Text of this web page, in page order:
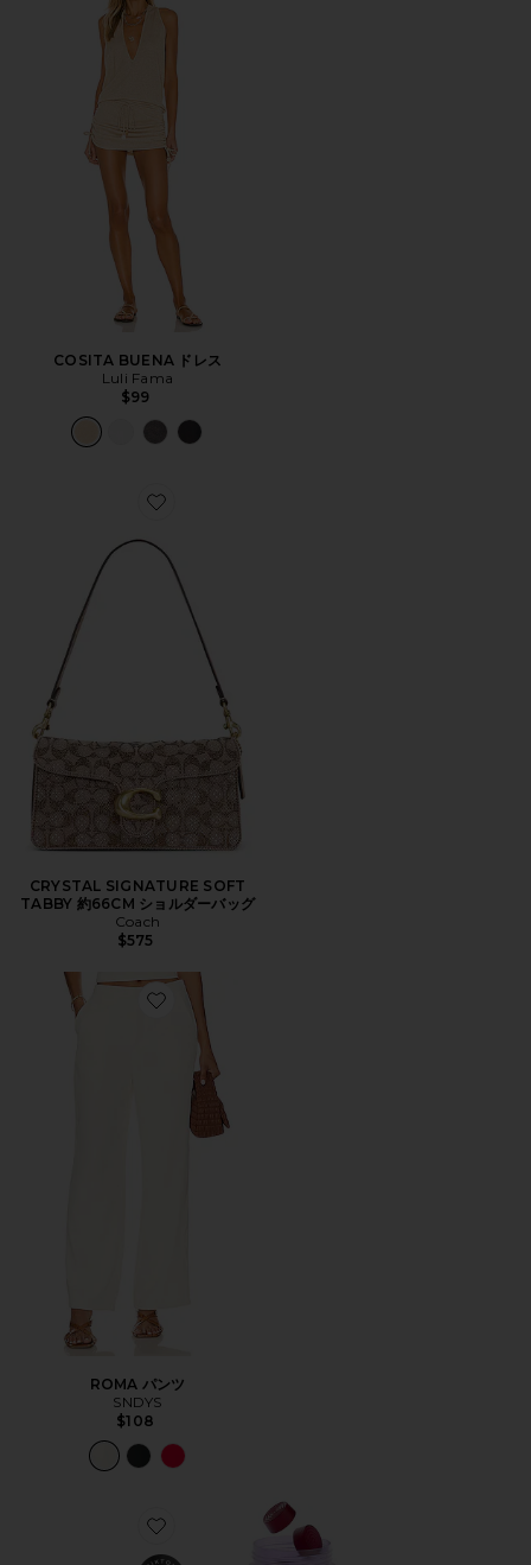
COSITA BUENA ドレス
Luli Fama
$99
Favorite CRYSTAL SIGNATURE SOFT TABBY 約66CM
CRYSTAL SIGNATURE SOFT
TABBY 約66CM ショルダーバッグ
Coach
$575
Favorite ROMA パンツ
ROMA パンツ
SNDYS
$108
Favorite CHILL ビタミングミ